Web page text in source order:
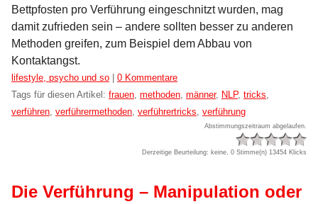
Bettpfosten pro Verführung eingeschnitzt wurden, mag
damit zufrieden sein – andere sollten besser zu anderen
Methoden greifen, zum Beispiel dem Abbau von
Kontaktangst.
Kategorien:
lifestyle, psycho und so
0 Kommentare
Tags für diesen Artikel: frauen, methoden, männer, NLP, tricks,
verführen, verführermethoden, verführertricks, verführung
Abstimmungszeitraum abgelaufen.
Derzeitige Beurteilung: keine, 0 Stimme(n) 13454 Klicks
Die Verführung – Manipulation oder